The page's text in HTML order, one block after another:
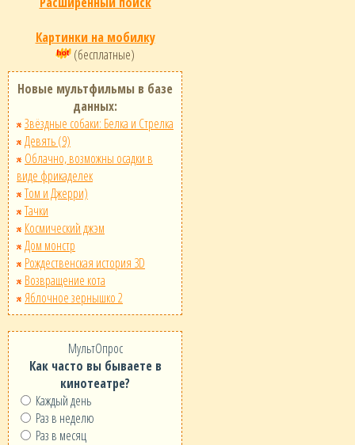
Картинки на мобилку
(бесплатные)
Новые мультфильмы в базе
данных:
Звёздные собаки: Белка и Стрелка
Девять (9)
Облачно, возможны осадки в
виде фрикаделек
Том и Джерри)
Тачки
Космический джэм
Дом монстр
Рождественская история 3D
Возвращение кота
Яблочное зернышко 2
МультОпрос
Как часто вы бываете в
кинотеатре?
Каждый день
Раз в неделю
Раз в месяц